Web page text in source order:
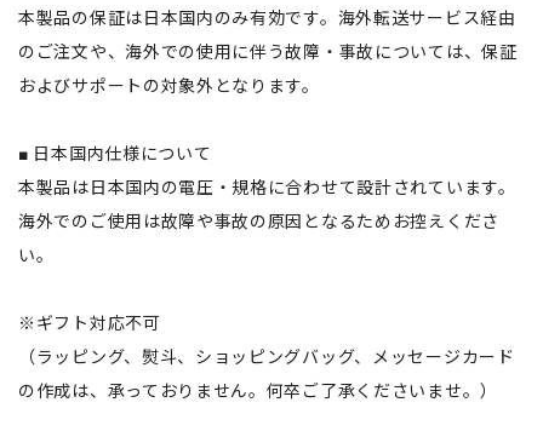
本製品の保証は日本国内のみ有効です。海外転送サービス経由
のご注文や、海外での使用に伴う故障・事故については、保証
およびサポートの対象外となります。
■ 日本国内仕様について
本製品は日本国内の電圧・規格に合わせて設計されています。
海外でのご使用は故障や事故の原因となるためお控えくださ
い。
※ギフト対応不可
（ラッピング、熨斗、ショッピングバッグ、メッセージカード
の作成は、承っておりません。何卒ご了承くださいませ。）